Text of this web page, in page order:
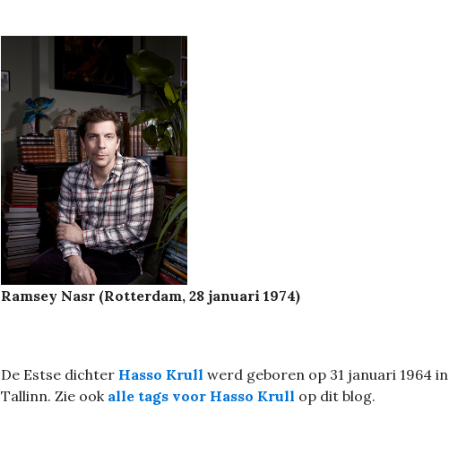
Ramsey Nasr (Rotterdam, 28 januari 1974)
De Estse dichter Hasso Krull werd geboren op 31 januari 1964 in
Tallinn. Zie ook alle tags voor Hasso Krull op dit blog.